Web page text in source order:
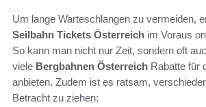
Um lange Warteschlangen zu vermeiden,
Seilbahn Tickets Österreich im Voraus
So kann man nicht nur Zeit, sondern oft
viele Bergbahnen Österreich Rabatte für
anbieten. Zudem ist es ratsam,
Betracht zu ziehen: